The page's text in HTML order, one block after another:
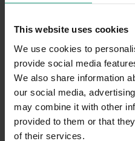
This website uses cookies
We use cookies to
provide social media
We also share information
our social media,
may combine it with other
provided to them or that
of their services.
Dziękujemy za
opinii. Naszym
klienta i Twoja
wysiłki - dziękujemy
nadzieję - do
1/28/2024
Ewelina
5
Ocena klienta:Doskonale
3/18/2024